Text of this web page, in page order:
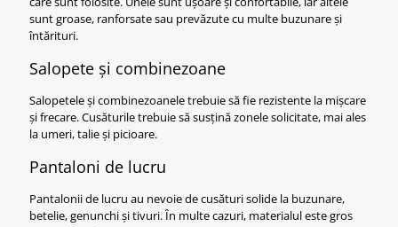
sunt groase, ranforsate sau prevăzute cu multe buzunare și
întărituri.
Salopete și combinezoane
Salopetele și combinezoanele trebuie să fie rezistente la mișcare
și frecare. Cusăturile trebuie să susțină zonele solicitate, mai ales
la umeri, talie și picioare.
Pantaloni de lucru
Pantalonii de lucru au nevoie de cusături solide la buzunare,
betelie, genunchi și tivuri. În multe cazuri, materialul este gros